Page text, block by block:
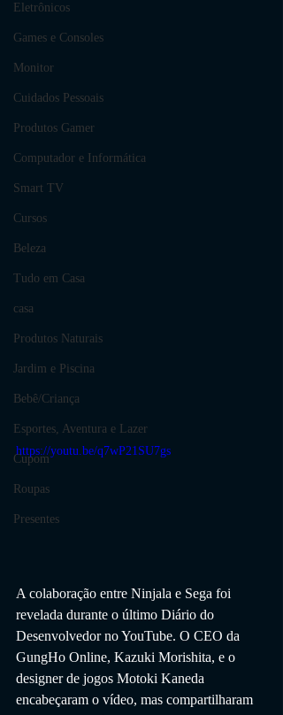
Eletrônicos
Games e Consoles
Monitor
Cuidados Pessoais
Produtos Gamer
Computador e Informática
Smart TV
Cursos
Beleza
Tudo em Casa
casa
Produtos Naturais
Jardim e Piscina
Bebê/Criança
Esportes, Aventura e Lazer
Cupom
Roupas
Presentes
https://youtu.be/q7wP21SU7gs
A colaboração entre Ninjala e Sega foi
revelada durante o último Diário do
Desenvolvedor no YouTube. O CEO da
GungHo Online, Kazuki Morishita, e o
designer de jogos Motoki Kaneda
encabeçaram o vídeo, mas compartilharam